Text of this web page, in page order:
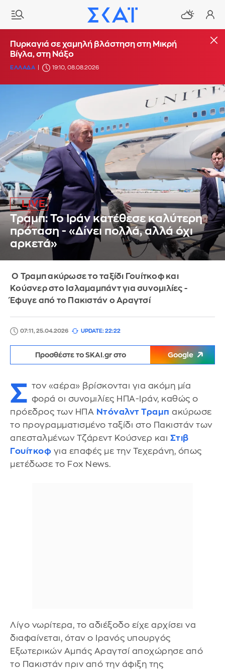
Πυρκαγιά σε χαμηλή βλάστηση στη Μικρή
Βίγλα, στη Νάξο
ΕΛΛΑΔΑ 19:10, 08.08.2026
Τραμπ: Το Ιράν κατέθεσε καλύτερη
πρόταση - «Δίνει πολλά, αλλά όχι
αρκετά»
O Τραμπ ακύρωσε το ταξίδι Γουίτκοφ και
Κούσνερ στο Ισλαμαμπάντ για συνομιλίες -
Έφυγε από το Πακιστάν ο Αραγτσί
07:11, 25.04.2026 UPDATE: 22:22
Προσθέστε το SKAI.gr στο Google
Σ τον «αέρα» βρίσκονται για ακόμη μία
φορά οι συνομιλίες ΗΠΑ-Ιράν, καθώς ο
πρόεδρος των ΗΠΑ Ντόναλντ Τραμπ ακύρωσε
το προγραμματισμένο ταξίδι στο Πακιστάν των
απεσταλμένων Τζάρεντ Κούσνερ και Στιβ
Γουίτκοφ για επαφές με την Τεχεράνη, όπως
μετέδωσε το Fox News.
Λίγο νωρίτερα, το αδιέξοδο είχε αρχίσει να
διαφαίνεται, όταν ο Ιρανός υπουργός
Εξωτερικών Αμπάς Αραγτσί αποχώρησε από
το Πακιστάν πριν από την άφιξη της